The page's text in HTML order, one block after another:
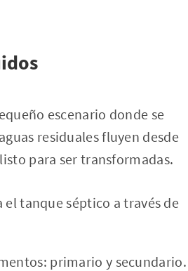
escenario donde se
residuales fluyen desde
para ser transformadas.
el tanque séptico a través de
primario y secundario.